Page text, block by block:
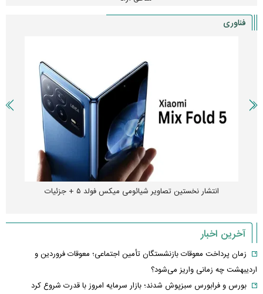
فناوری
انتشار نخستین تصاویر شیائومی میکس فولد ۵ + جزئیات
آخرین اخبار
زمان پرداخت معوقات بازنشستگان تأمین اجتماعی؛ معوقات فروردین و
اردیبهشت چه زمانی واریز می‌شود؟
بورس و فرابورس سبزپوش شدند؛ بازار سرمایه امروز با قدرت شروع کرد